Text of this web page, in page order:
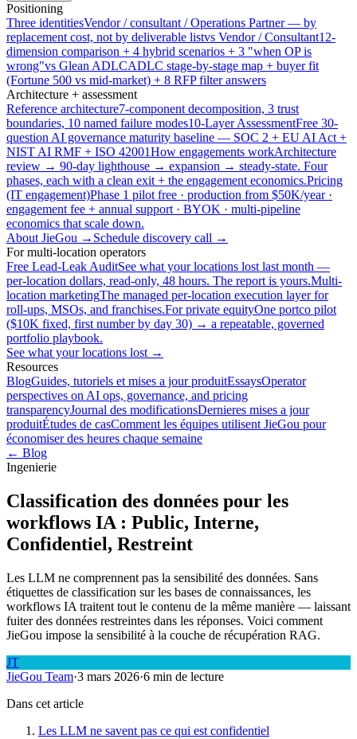
Positioning
Three identitiesVendor / consultant / Operations Partner — by
replacement cost, not by deliverable listvs Vendor / Consultant12-
dimension comparison + 4 hybrid scenarios + 3 "when OP is
wrong"vs Glean ADLCADLC stage-by-stage map + buyer fit
(Fortune 500 vs mid-market) + 8 RFP filter answers
Architecture + assessment
Reference architecture7-component decomposition, 3 trust
boundaries, 10 named failure modes10-Layer AssessmentFree 30-
question AI governance maturity baseline — SOC 2 + EU AI Act +
NIST AI RMF + ISO 42001How engagements workArchitecture
review → 90-day lighthouse → expansion → steady-state. Four
phases, each with a clean exit + the engagement economics.Pricing
(IT engagement)Phase 1 pilot free · production from $50K/year ·
engagement fee + annual support · BYOK · multi-pipeline
economics that scale down.
About JieGou → Schedule discovery call →
For multi-location operators
Free Lead-Leak AuditSee what your locations lost last month —
per-location dollars, read-only, 48 hours. The report is yours.Multi-
location marketingThe managed per-location execution layer for
roll-ups, MSOs, and franchises.For private equityOne portco pilot
($10K fixed, first number by day 30) → a repeatable, governed
portfolio playbook.
See what your locations lost →
Resources
BlogGuides, tutoriels et mises a jour produitEssaysOperator
perspectives on AI ops, governance, and pricing
transparencyJournal des modificationsDernieres mises a jour
produitÉtudes de casComment les équipes utilisent JieGou pour
économiser des heures chaque semaine
← Blog
Ingenierie
Classification des données pour les
workflows IA : Public, Interne,
Confidentiel, Restreint
Les LLM ne comprennent pas la sensibilité des données. Sans
étiquettes de classification sur les bases de connaissances, les
workflows IA traitent tout le contenu de la même manière — laissant
fuiter des données restreintes dans les réponses. Voici comment
JieGou impose la sensibilité à la couche de récupération RAG.
JT
JieGou Team·3 mars 2026·6 min de lecture
Dans cet article
Les LLM ne savent pas ce qui est confidentiel